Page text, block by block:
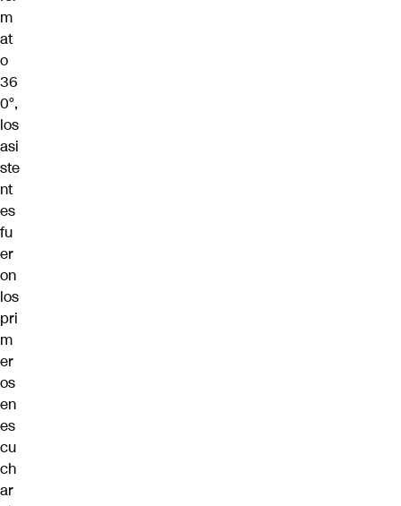
m
at
o
36
0°,
los
asi
ste
nt
es
fu
er
on
los
pri
m
er
os
en
es
cu
ch
ar